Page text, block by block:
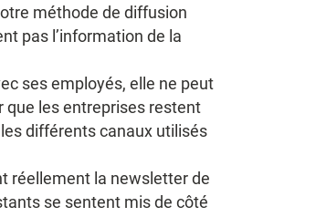
méthode de diffusion
pas l’information de la
ses employés, elle ne peut
que les entreprises restent
différents canaux utilisés
réellement la newsletter de
se sentent mis de côté